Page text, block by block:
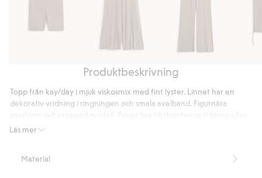
nedvikbar
Vida
med
Byxor
nedvikbar
Produktbeskrivning
Läs mer
Topp från kay/day i mjuk viskosmix med fint lyster. Linnet har en
dekorativ vridning i ringningen och smala axelband. Figurnära
lediga dagar.
Dekorativ vridning
Material